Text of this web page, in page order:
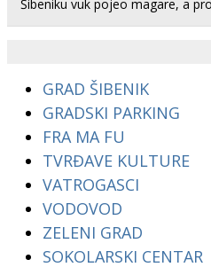
Šibeniku vuk pojeo magare, a
GRAD ŠIBENIK
GRADSKI PARKING
FRA MA FU
TVRĐAVE KULTURE
VATROGASCI
VODOVOD
ZELENI GRAD
SOKOLARSKI CENTAR